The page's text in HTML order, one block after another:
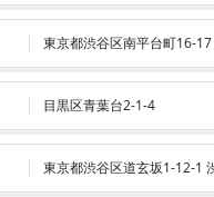
東京都渋谷区南平台町16-
目黒区青葉台2-1-4
東京都渋谷区道玄坂1-12-1